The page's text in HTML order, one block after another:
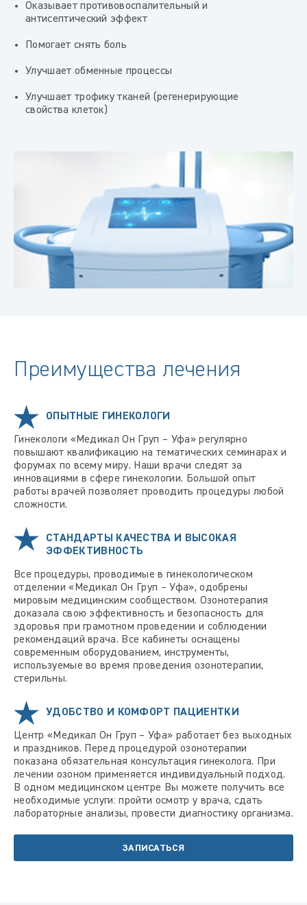
Оказывает противовоспалительный и
антисептический эффект
Помогает снять боль
Улучшает обменные процессы
Улучшает трофику тканей (регенерирующие
свойства клеток)
Преимущества лечения
ОПЫТНЫЕ ГИНЕКОЛОГИ
Гинекологи «Медикал Он Груп – Уфа» регулярно
повышают квалификацию на тематических семинарах и
форумах по всему миру. Наши врачи следят за
инновациями в сфере гинекологии. Большой опыт
работы врачей позволяет проводить процедуры любой
сложности.
СТАНДАРТЫ КАЧЕСТВА И ВЫСОКАЯ
ЭФФЕКТИВНОСТЬ
Все процедуры, проводимые в гинекологическом
отделении «Медикал Он Груп – Уфа», одобрены
мировым медицинским сообществом. Озонотерапия
доказала свою эффективность и безопасность для
здоровья при грамотном проведении и соблюдении
рекомендаций врача. Все кабинеты оснащены
современным оборудованием, инструменты,
используемые во время проведения озонотерапии,
стерильны.
УДОБСТВО И КОМФОРТ ПАЦИЕНТКИ
Центр «Медикал Он Груп – Уфа» работает без выходных
и праздников. Перед процедурой озонотерапии
показана обязательная консультация гинеколога. При
лечении озоном применяется индивидуальный подход.
В одном медицинском центре Вы можете получить все
необходимые услуги: пройти осмотр у врача, сдать
лабораторные анализы, провести диагностику организма.
ЗАПИСАТЬСЯ